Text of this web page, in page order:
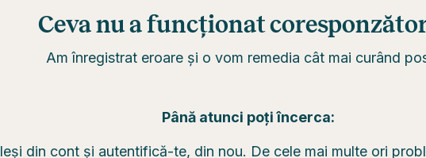
Ceva nu a funcționat
Am înregistrat eroare și o vom remedia cât mai curând
Până atunci poți încerca:
Ieși din cont și autentifică-te, din nou. De cele mai multe ori